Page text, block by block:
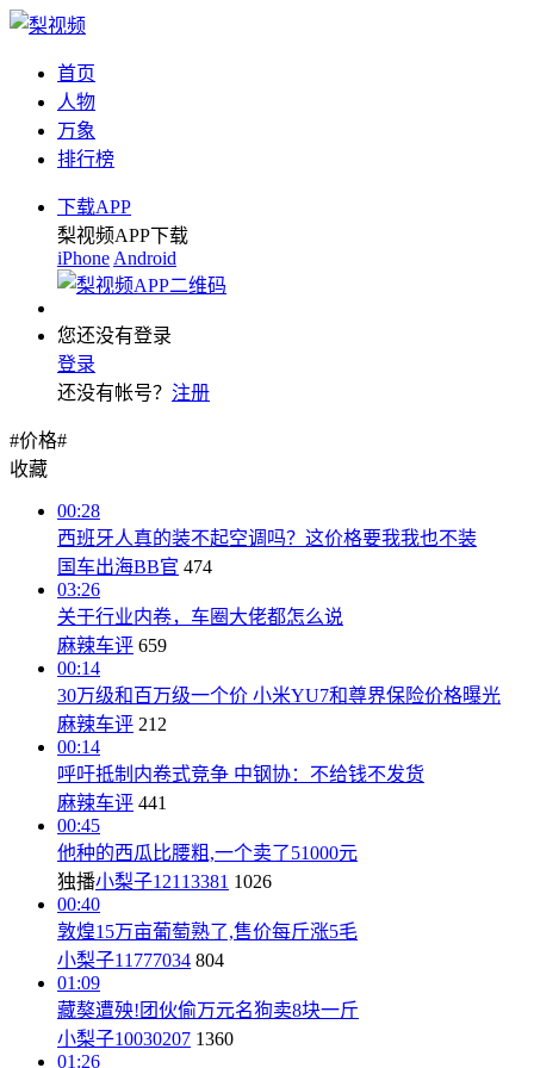
首页
人物
万象
排行榜
下载APP
梨视频APP下载
iPhone Android
您还没有登录
登录
还没有帐号？ 注册
#价格#
收藏
00:28
西班牙人真的装不起空调吗？这价格要我我也不装
国车出海BB官 474
03:26
关于行业内卷，车圈大佬都怎么说
麻辣车评 659
00:14
30万级和百万级一个价 小米YU7和尊界保险价格曝光
麻辣车评 212
00:14
呼吁抵制内卷式竞争 中钢协：不给钱不发货
麻辣车评 441
00:45
他种的西瓜比腰粗,一个卖了51000元
独播小梨子12113381 1026
00:40
敦煌15万亩葡萄熟了,售价每斤涨5毛
小梨子11777034 804
01:09
藏獒遭殃!团伙偷万元名狗卖8块一斤
小梨子10030207 1360
01:26